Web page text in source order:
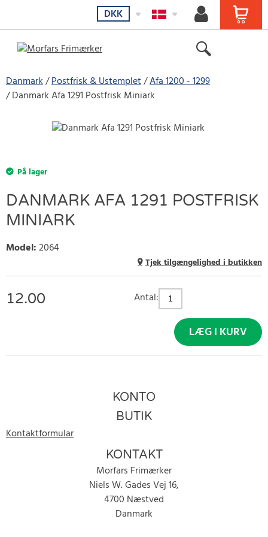
DKK
Danmark Postfrisk & Ustemplet Afa 1200 - 1299
Danmark Afa 1291 Postfrisk Miniark
På lager
DANMARK AFA 1291 POSTFRISK
MINIARK
Model:2064
Tjek tilgængelighed i butikken
12.00 Antal:
LÆG I KURV
KONTO
BUTIK
Kontaktformular
KONTAKT
Morfars Frimærker
Niels W. Gades Vej 16,
4700 Næstved
Danmark